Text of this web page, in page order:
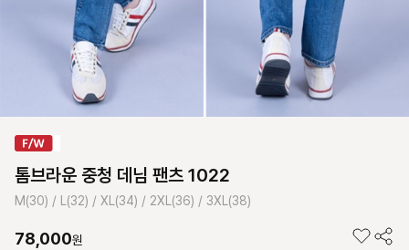
톰브라운 중청 데님 팬츠 1022
M(30) / L(32) / XL(34) / 2XL(36) / 3XL(38)
78,000원